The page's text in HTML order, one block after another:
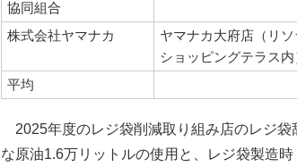
協同組合
株式会社ヤマナカ
ヤマナカ大府店（リ
ショッピングテラス内
平均
2025年度のレジ袋削減取り組み店のレジ袋
な原油1.6万リットルの使用と、レジ袋製造